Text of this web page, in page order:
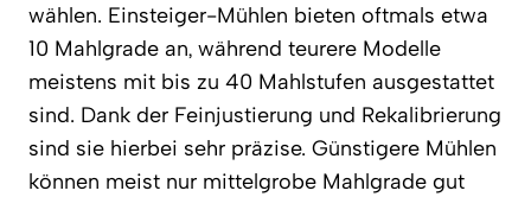
wählen. Einsteiger-Mühlen bieten oftmals etwa
10 Mahlgrade an, während teurere Modelle
meistens mit bis zu 40 Mahlstufen ausgestattet
sind. Dank der Feinjustierung und Rekalibrierung
sind sie hierbei sehr präzise. Günstigere Mühlen
können meist nur mittelgrobe Mahlgrade gut